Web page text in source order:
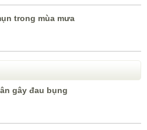
trong mùa mưa
gây đau bụng